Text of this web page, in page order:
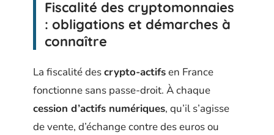
Fiscalité des cryptomonnaies
: obligations et démarches à
connaître
La fiscalité descrypto-actifsen France
fonctionne sans passe-droit. À chaque
cession d’actifs numériques, qu’il s’agisse
de vente, d’échange contre des euros ou